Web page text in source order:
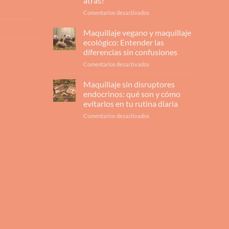
Comentarios desactivadosen
ecológico:
¿Qué
le
aporta
tu
piel
y
por
Maquillaje vegano y maquillaje
ecológico: Entender las
diferencias sin confusiones
Comentarios desactivadosen
vegano
maquillaje
ecológico:
Entender
Maquillaje sin disruptores
endocrinos: qué son y cómo
evitarlos en tu rutina diaria
Comentarios desactivadosen